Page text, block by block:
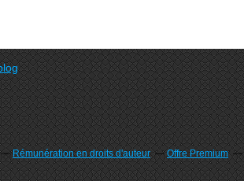
Rémunération en droits d'auteur Offre Premium